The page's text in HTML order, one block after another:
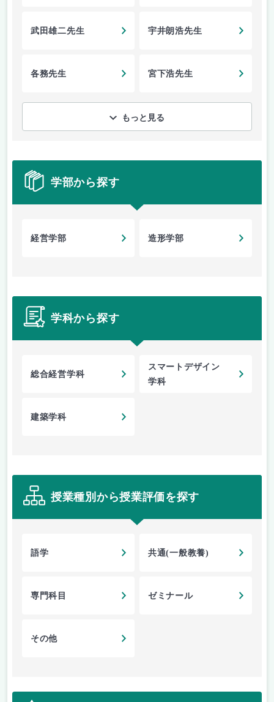
武田雄二先生 宇井朗浩先生
各務先生 宮下浩先生
もっと見る
学部から探す
経営学部 造形学部
学科から探す
総合経営学科
スマートデザイン
学科
建築学科
授業種別から授業評価を探す
語学 共通(一般教養)
専門科目 ゼミナール
その他